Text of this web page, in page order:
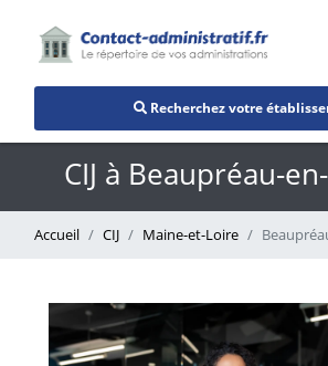
Recherchez votre
CIJ à Beaupréau-
Accueil CIJ Maine-et-Loire